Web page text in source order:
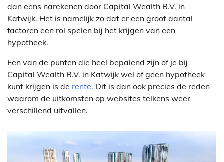
dan eens narekenen door Capital Wealth B.V. in
Katwijk. Het is namelijk zo dat er een groot aantal
factoren een rol spelen bij het krijgen van een
hypotheek.
Een van de punten die heel bepalend zijn of je bij
Capital Wealth B.V. in Katwijk wel of geen hypotheek
kunt krijgen is de rente. Dit is dan ook precies de reden
waarom de uitkomsten op websites telkens weer
verschillend uitvallen.